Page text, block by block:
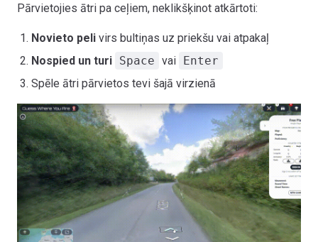
Pārvietojies ātri pa ceļiem, neklikšķinot atkārtoti:
Novieto peli virs bultiņas uz priekšu vai atpakaļ
Nospied un turi Space vai Enter
Spēle ātri pārvietos tevi šajā virzienā